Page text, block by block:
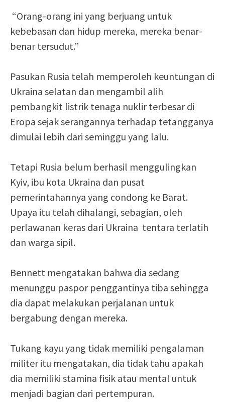
“Orang-orang ini yang berjuang untuk
kebebasan dan hidup mereka, mereka benar-
benar tersudut.”
Pasukan Rusia telah memperoleh keuntungan di
Ukraina selatan dan mengambil alih
pembangkit listrik tenaga nuklir terbesar di
Eropa sejak serangannya terhadap tetangganya
dimulai lebih dari seminggu yang lalu.
Tetapi Rusia belum berhasil menggulingkan
Kyiv, ibu kota Ukraina dan pusat
pemerintahannya yang condong ke Barat.
Upaya itu telah dihalangi, sebagian, oleh
perlawanan keras dari Ukraina tentara terlatih
dan warga sipil.
Bennett mengatakan bahwa dia sedang
menunggu paspor penggantinya tiba sehingga
dia dapat melakukan perjalanan untuk
bergabung dengan mereka.
Tukang kayu yang tidak memiliki pengalaman
militer itu mengatakan, dia tidak tahu apakah
dia memiliki stamina fisik atau mental untuk
menjadi bagian dari pertempuran.